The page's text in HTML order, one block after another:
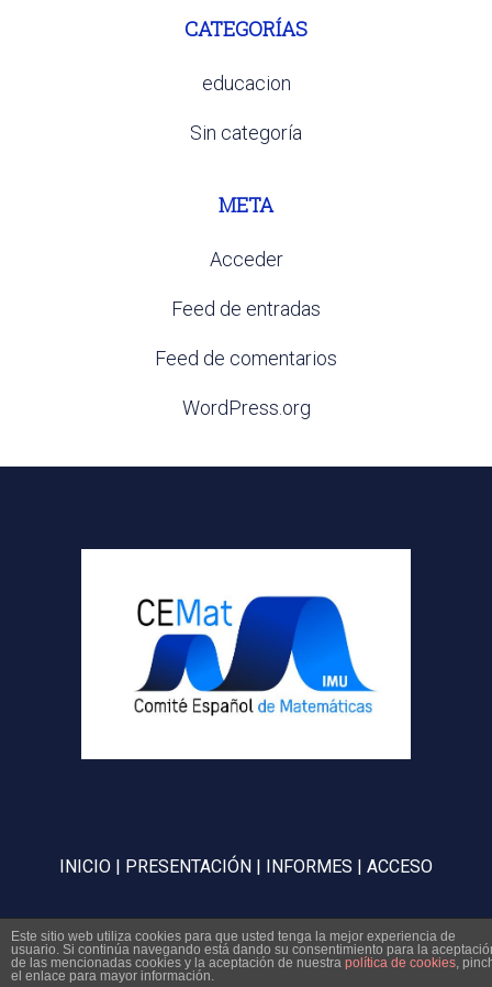
CATEGORÍAS
educacion
Sin categoría
META
Acceder
Feed de entradas
Feed de comentarios
WordPress.org
INICIO | PRESENTACIÓN | INFORMES | ACCESO
CEMAT. Todos los derechos reservados 2024.Web
desarrollada por
Este sitio web utiliza cookies para que usted tenga la mejor experiencia de
usuario. Si continúa navegando está dando su consentimiento para la
de las mencionadas cookies y la aceptación de nuestra política de cookies,
el enlace para mayor información.